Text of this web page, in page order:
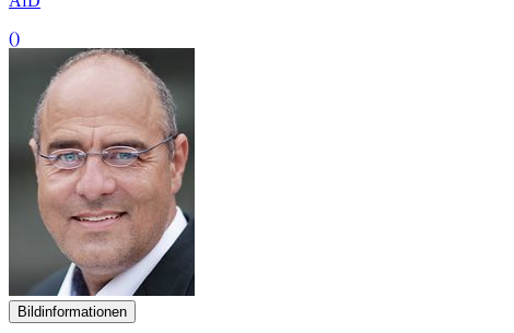
()
Bildinformationen